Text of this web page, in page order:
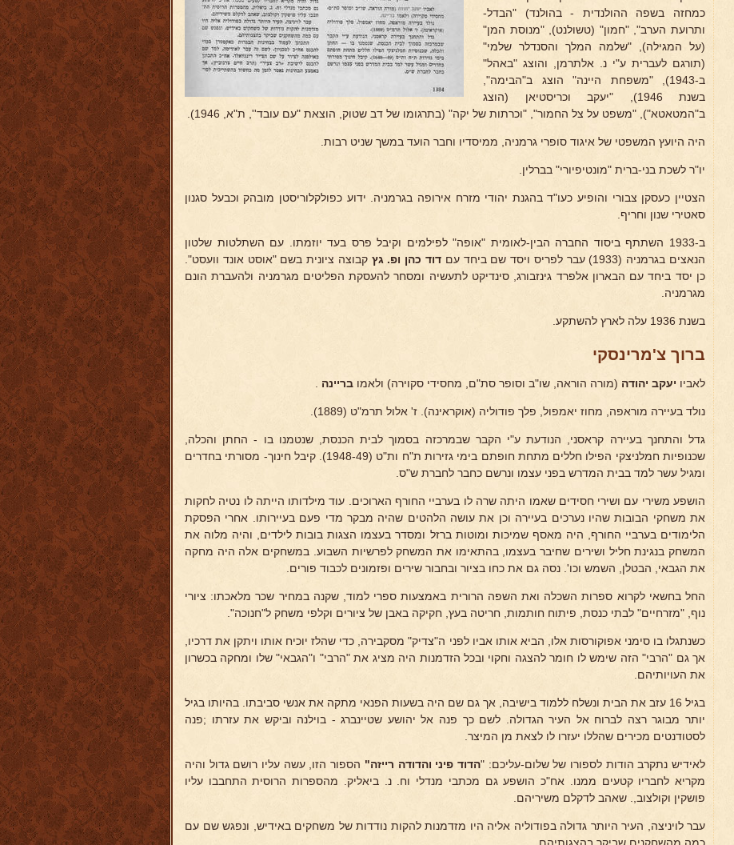
כמחזה בשפה ההולנדית - בהולנד) "הבדל-
ותרועת הערב", "חמון" (טשולנט), "מנוסת המן"
(על המגילה), "שלמה המלך והסנדלר שלמי"
(תורגם לעברית ע"י נ. אלתרמן, והוצג "באהל"
ב-1943), "משפחת היינה" הוצג ב"הבימה",
בשנת 1946), "יעקב וכריסטיאן (הוצג
ב"המטאטא"), "משפט על צל החמור", "וכרתות של יקה" (בתרגומו של דב שטוק, הוצאת "עם עובד'', ת"א, 1946).
היה היועץ המשפטי של איגוד סופרי גרמניה, ממיסדיו וחבר הועד במשך שניט רבות.
יו"ר לשכת בני-ברית "מונטיפיורי" בברלין.
הצטיין כעסקן צבורי והופיע כעו"ד בהגנת יהודי מזרח אירופה בגרמניה. ידוע כפולקלוריסטן מובהק וכבעל סגנון
סאטירי שנון וחריף.
ב-1933 השתתף ביסוד החברה הבין-לאומית "אופה" לפילמים וקיבל פרס בעד יוזמתו. עם השתלטות שלטון
הנאצים בגרמניה (1933) עבר לפריס ויסד שם ביחד עם
דוד כהן ופ. גץקבוצה ציונית בשם "אוסט אונד וועסט".
כן יסד ביחד עם הבארון אלפרד גינזבורג, סינדיקט לתעשיה ומסחר להעסקת הפליטים מגרמניה ולהעברת הונם
מגרמניה.
בשנת 1936 עלה לארץ להשתקע.
ברוך צ'מרינסקי
לאביו יעקב יהודה (מורה הוראה, שו"ב וסופר סת"ם, מחסידי סקוירה) ולאמו בריינה
נולד בעיירה מוראפה, מחוז יאמפול, פלך פודוליה (אוקראינה). ז' אלול תרמ"ט (1889).
גדל והתחנך בעיירה קראסני, הנודעת ע"י הקבר שבמרכזה בסמוך לבית הכנסת, שנטמנו בו - החתן והכלה,
שכנופיות חמלניצקי הפילו חללים מתחת חופתם בימי גזירות ת"ח ות"ט (1948-49). קיבל חינוך- מסורתי בחדרים
ומגיל עשר למד בבית המדרש בפני עצמו ונרשם כחבר לחברת ש"ס.
הושפע משירי עם ושירי חסידים שאמו היתה שרה לו בערביי החורף הארוכים. עוד מילדותו הייתה לו נטיה לחקות
את משחקי הבובות שהיו נערכים בעיירה וכן את עושה הלהטים שהיה מבקר מדי פעם בעיירותו. אחרי הפסקת
הלימודים בערביי החורף, היה מאסף שמיכות ומוטות ברזל ומסדר בעצמו הצגות בובות לילדים, והיה מלוה את
המשחק בנגינת חליל ושירים שחיבר בעצמו, בהתאימו את המשחק לפרשיות השבוע. במשחקים אלה היה מחקה
את הגבאי, הבטלן, השמש וכו'. נסה גם את כחו בציור ובחבור שירים ופזמונים לכבוד פורים.
החל בחשאי לקרוא ספרות השכלה ואת השפה הרורית באמצעות ספרי למוד, שקנה במחיר שכר מלאכתו: ציורי
נוף, "מזרחיים" לבתי כנסת, פיתוח חותמות, חריטה בעץ, חקיקה באבן של ציורים וקלפי משחק ל"חנוכה".
כשנתגלו בו סימני אפוקורסות אלו, הביא אותו אביו לפני ה"צדיק" מסקבירה, כדי שהלז יוכיח אותו ויתקן את דרכיו,
אך גם "הרבי" הזה שימש לו חומר להצגה וחקוי ובכל הזדמנות היה מציג את "הרבי" ו"הגבאי" שלו ומחקה בכשרון
את העויותיהם.
בגיל 16 עזב את הבית ונשלח ללמוד בישיבה, אך גם שם היה בשעות הפנאי מתקה את אנשי סביבתו. בהיותו בגיל
יותר מבוגר רצה לברוח אל העיר הגדולה. לשם כך פנה אל יהושע שטיינברג - בוילנה וביקש את עזרתו ;פנה
לסטודנטים מכירים שהללו יעזרו לו לצאת מן המיצר.
לאידיש נתקרב הודות לספורו של שלום-עליכם: "הדוד פיני והדודה רייזה" הספור הזו, עשה עליו רושם גדול והיה
מקריא לחבריו קטעים ממנו. אח"כ הושפע גם מכתבי מנדלי וח. נ. ביאליק. מהספרות הרוסית התחבבו עליו
פושקין וקולצוב,. שאהב לדקלם משיריהם.
עבר לויניצה, העיר היותר גדולה בפודוליה אליה היו מזדמנות להקות נודדות של משחקים באידיש, ונפגש שם עם
כמה מהשחקנים שביקר בהצגותיהם.